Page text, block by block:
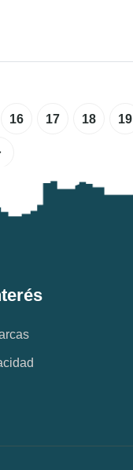
16 17 18 19